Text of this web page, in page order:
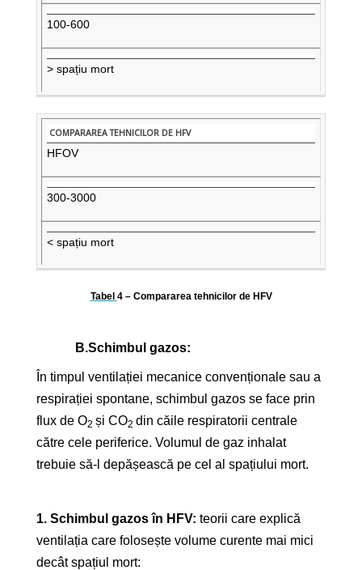
100-600
> spațiu mort
HFOV
300-3000
< spațiu mort
Tabel 4– Compararea tehnicilor de HFV
B.Schimbul gazos:
În timpul ventilației mecanice convenționale sau a
respirației spontane, schimbul gazos se face prin
flux de O2 și CO2 din căile respiratorii centrale
către cele periferice. Volumul de gaz inhalat
trebuie să-l depășească pe cel al spațiului mort.
1. Schimbul gazos în HFV: teorii care explică
ventilația care folosește volume curente mai mici
decât spațiul mort: